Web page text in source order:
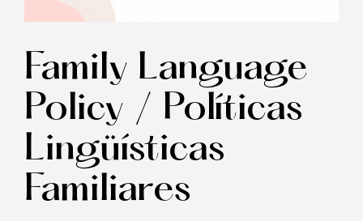
Family Language
Policy / Políticas
Lingüísticas
Familiares